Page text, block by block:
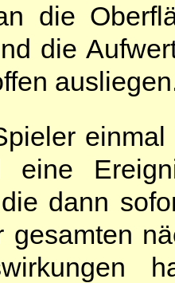
die
die
einmal
eine
dann
gesamten